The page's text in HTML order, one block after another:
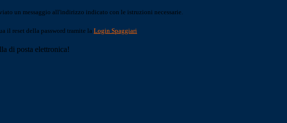
un messaggio all'indirizzo indicato con le istruzioni necessarie.
il reset della password tramite la Login Spaggiari
di posta elettronica!